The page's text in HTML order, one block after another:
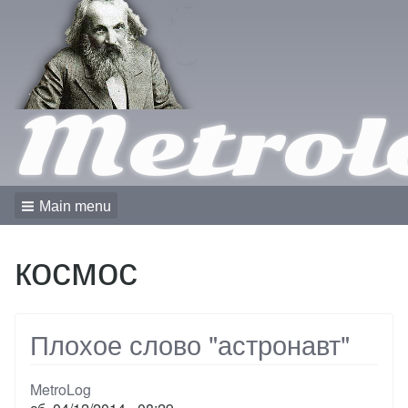
Main menu
космос
Плохое слово "астронавт"
MetroLog